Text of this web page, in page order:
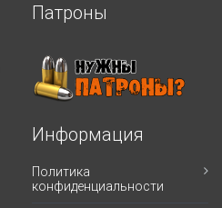
Патроны
Информация
Политика
конфиденциальности